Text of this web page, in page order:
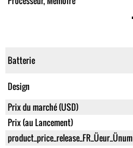
Batterie
Design
Prix du marché (USD)
Prix (au Lancement)
product_price_release_FR_Üeur_Ünum